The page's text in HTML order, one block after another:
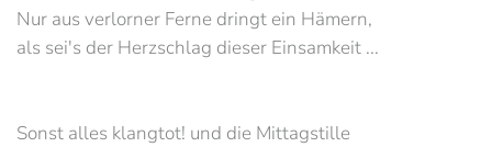
Nur aus verlorner Ferne dringt ein Hämern,
als sei's der Herzschlag dieser Einsamkeit ...
Sonst alles klangtot! und die Mittagstille